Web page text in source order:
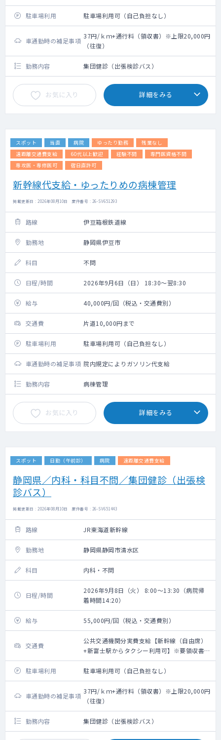
上限20,000円（往復）
駐車場利用
駐車場利用可（自己負担なし）
車通勤時の補足事項
37円/ｋｍ+通行料（領収書）※上限20,000円
（往復）
勤務内容 集団健診（出張検診バス）
お気に入り 詳細をみる
スポット 当直 病院 ゆったり勤務
残業なし
遠距離交通費支給
60代以上歓迎 経験不問
専門医資格不問
専攻医・専修医可
宿日直許可
新幹線代支給・ゆったりめの病棟管理
掲載更新日 : 2026年08月10日 案件番号 : 26-SV651293
路線 伊豆箱根鉄道線
勤務地 静岡県伊豆市
科目 不問
日程/時間 2026年9月6日（日） 18:30～翌8:30
給与 40,000円/回（税込・交通費別）
交通費 片道10,000円まで
駐車場利用 駐車場利用可（自己負担なし）
車通勤時の補足事項 院内規定によりガソリン代支給
勤務内容 病棟管理
お気に入り 詳細をみる
スポット 日勤（午前診） 病院 遠距離交通費支給
静岡県／内科・科目不問／集団健診（出張検
診バス）
掲載更新日 : 2026年08月10日 案件番号 : 26-SV651443
路線 JR東海道新幹線
勤務地 静岡県静岡市清水区
科目 内科・不問
日程/時間
2026年9月8日（火） 8:00～13:30（病院帰
着時間14:20）
給与 55,000円/回（税込・交通費別）
交通費
公共交通機関分実費支給【新幹線（自由席）
+新富士駅からタクシー利用可】※要領収書・
上限20,000円（往復）
駐車場利用
駐車場利用可（自己負担なし）
車通勤時の補足事項
37円/ｋｍ+通行料（領収書）※上限20,000円
（往復）
勤務内容 集団健診（出張検診バス）